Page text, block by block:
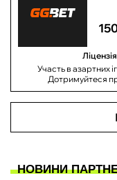
Участь в азартних
Дотримуйтеся